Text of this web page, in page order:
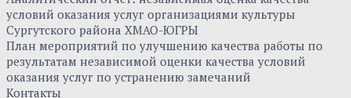
условий оказания услуг организациями культуры
Сургутского района ХМАО-ЮГРЫ
План мероприятий по улучшению качества работы по
результатам независимой оценки качества условий
оказания услуг по устранению замечаний
Контакты